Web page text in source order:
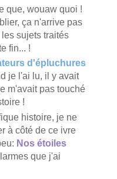
que, wouaw quoi !
ça n'arrive pas
sujets traités
fin... !
d'épluchures
je l'ai lu, il y avait
m'avait pas touché
!
histoire, je ne
à côté de ce ivre
Nos étoiles
que j'ai